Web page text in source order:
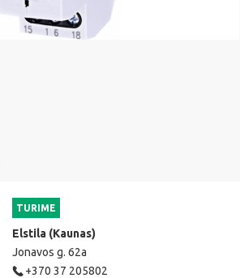
TURIME
Elstila (Kaunas)
Jonavos g. 62a
+370 37 205802